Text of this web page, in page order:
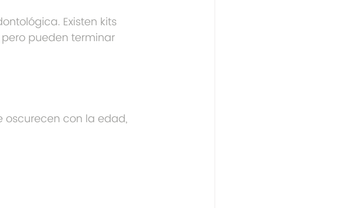
Existen kits
pueden terminar
oscurecen con la edad,